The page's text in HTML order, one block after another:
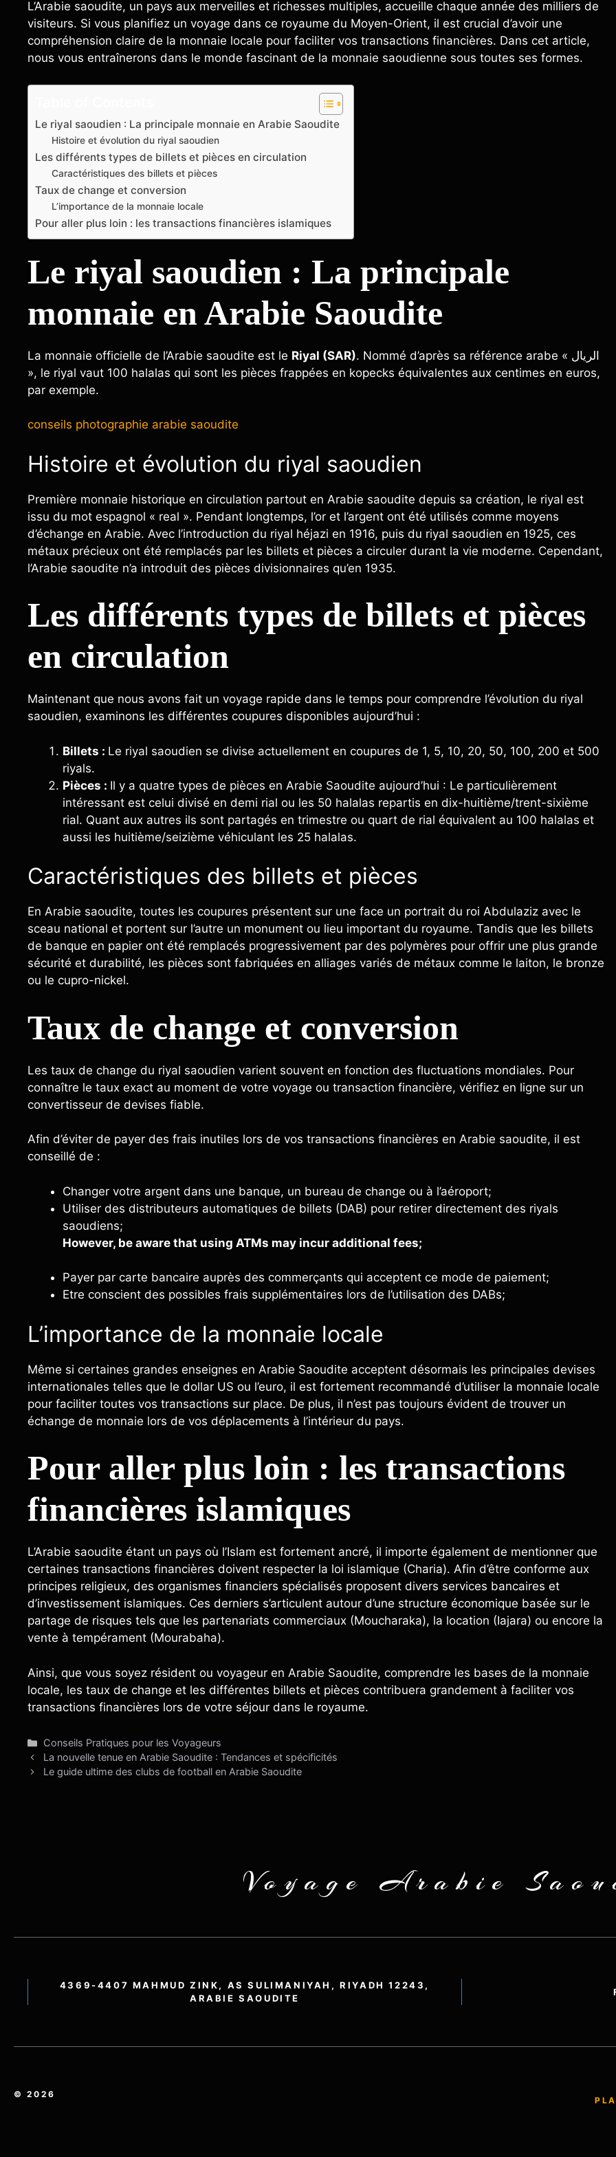
L’Arabie saoudite, un pays aux merveilles et richesses multiples, accueille chaque année des milliers de
visiteurs. Si vous planifiez un voyage dans ce royaume du Moyen-Orient, il est crucial d’avoir une
compréhension claire de la monnaie locale pour faciliter vos transactions financières. Dans cet article,
nous vous entraînerons dans le monde fascinant de la monnaie saoudienne sous toutes ses formes.
Le riyal saoudien : La principale monnaie en Arabie Saoudite
Histoire et évolution du riyal saoudien
Les différents types de billets et pièces en circulation
Caractéristiques des billets et pièces
Taux de change et conversion
L’importance de la monnaie locale
Pour aller plus loin : les transactions financières islamiques
Le riyal saoudien : La principale
monnaie en Arabie Saoudite
La monnaie officielle de l’Arabie saoudite est le Riyal (SAR). Nommé d’après sa référence arabe « الريال
», le riyal vaut 100 halalas qui sont les pièces frappées en kopecks équivalentes aux centimes en euros,
par exemple.
conseils photographie arabie saoudite
Histoire et évolution du riyal saoudien
Première monnaie historique en circulation partout en Arabie saoudite depuis sa création, le riyal est
issu du mot espagnol « real ». Pendant longtemps, l’or et l’argent ont été utilisés comme moyens
d’échange en Arabie. Avec l’introduction du riyal héjazi en 1916, puis du riyal saoudien en 1925, ces
métaux précieux ont été remplacés par les billets et pièces a circuler durant la vie moderne. Cependant,
l’Arabie saoudite n’a introduit des pièces divisionnaires qu’en 1935.
Les différents types de billets et pièces
en circulation
Maintenant que nous avons fait un voyage rapide dans le temps pour comprendre l’évolution du riyal
saoudien, examinons les différentes coupures disponibles aujourd’hui :
Billets : Le riyal saoudien se divise actuellement en coupures de 1, 5, 10, 20, 50, 100, 200 et 500
riyals.
Pièces : Il y a quatre types de pièces en Arabie Saoudite aujourd’hui : Le particulièrement
intéressant est celui divisé en demi rial ou les 50 halalas repartis en dix-huitième/trent-sixième
rial. Quant aux autres ils sont partagés en trimestre ou quart de rial équivalent au 100 halalas et
aussi les huitième/seizième véhiculant les 25 halalas.
Caractéristiques des billets et pièces
En Arabie saoudite, toutes les coupures présentent sur une face un portrait du roi Abdulaziz avec le
sceau national et portent sur l’autre un monument ou lieu important du royaume. Tandis que les billets
de banque en papier ont été remplacés progressivement par des polymères pour offrir une plus grande
sécurité et durabilité, les pièces sont fabriquées en alliages variés de métaux comme le laiton, le bronze
ou le cupro-nickel.
Taux de change et conversion
Les taux de change du riyal saoudien varient souvent en fonction des fluctuations mondiales. Pour
connaître le taux exact au moment de votre voyage ou transaction financière, vérifiez en ligne sur un
convertisseur de devises fiable.
Afin d’éviter de payer des frais inutiles lors de vos transactions financières en Arabie saoudite, il est
conseillé de :
Changer votre argent dans une banque, un bureau de change ou à l’aéroport;
Utiliser des distributeurs automatiques de billets (DAB) pour retirer directement des riyals
saoudiens;
However, be aware that using ATMs may incur additional fees;
Payer par carte bancaire auprès des commerçants qui acceptent ce mode de paiement;
Etre conscient des possibles frais supplémentaires lors de l’utilisation des DABs;
L’importance de la monnaie locale
Même si certaines grandes enseignes en Arabie Saoudite acceptent désormais les principales devises
internationales telles que le dollar US ou l’euro, il est fortement recommandé d’utiliser la monnaie locale
pour faciliter toutes vos transactions sur place. De plus, il n’est pas toujours évident de trouver un
échange de monnaie lors de vos déplacements à l’intérieur du pays.
Pour aller plus loin : les transactions
financières islamiques
L’Arabie saoudite étant un pays où l’Islam est fortement ancré, il importe également de mentionner que
certaines transactions financières doivent respecter la loi islamique (Charia). Afin d’être conforme aux
principes religieux, des organismes financiers spécialisés proposent divers services bancaires et
d’investissement islamiques. Ces derniers s’articulent autour d’une structure économique basée sur le
partage de risques tels que les partenariats commerciaux (Moucharaka), la location (Iajara) ou encore la
vente à tempérament (Mourabaha).
Ainsi, que vous soyez résident ou voyageur en Arabie Saoudite, comprendre les bases de la monnaie
locale, les taux de change et les différentes billets et pièces contribuera grandement à faciliter vos
transactions financières lors de votre séjour dans le royaume.
Catégories
Conseils Pratiques pour les Voyageurs
La nouvelle tenue en Arabie Saoudite : Tendances et spécificités
Le guide ultime des clubs de football en Arabie Saoudite
Voyage Arabie
4369-4407 MAHMUD ZINK, AS SULIMANIYAH, RIYADH 12243,
ARABIE SAOUDITE
© 2026